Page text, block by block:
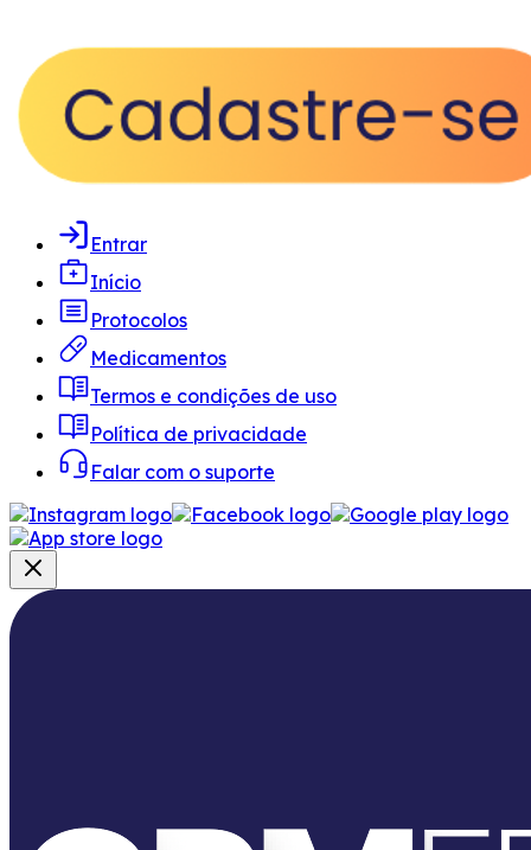
Entrar
Início
Protocolos
Medicamentos
Termos e condições de uso
Política de privacidade
Falar com o suporte